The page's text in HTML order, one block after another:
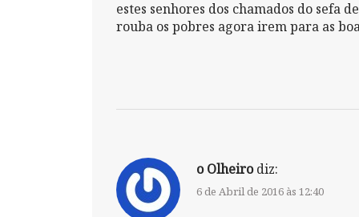
estes senhores dos chamados do sefa
rouba os pobres agora irem para as
o Olheiro diz:
6 de Abril de 2016 às 12:40